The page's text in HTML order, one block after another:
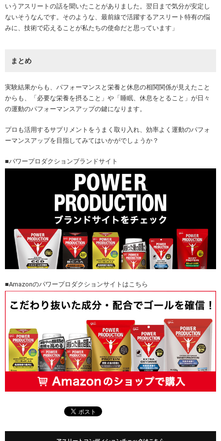
いうアスリートの話を聞いたことがありました。翌日まで気分が安定し
ないそうなんです。そのような、最前線で活躍するアスリート特有の悩
みに、技術で応えることが私たちの使命だと思っています」
まとめ
実験結果からも、パフォーマンスと栄養と休息の相関関係が見えたこと
からも、「必要な栄養を摂ること」や「睡眠、休息をとること」が日々
の運動のパフォーマンスアップの鍵になります。
プロも活用するサプリメントをうまく取り入れ、効率よく運動のパフォ
ーマンスアップを目指してみてはいかがでしょうか？
■パワープロダクションブランドサイト
■Amazonのパワープロダクションサイトはこちら